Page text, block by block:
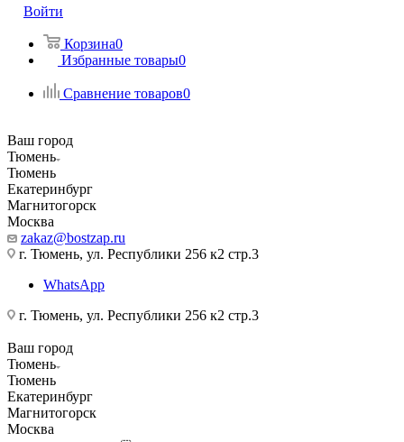
Войти
Корзина0
Избранные товары0
Сравнение товаров0
Ваш город
Тюмень
Тюмень
Екатеринбург
Магнитогорск
Москва
zakaz@bostzap.ru
г. Тюмень, ул. Республики 256 к2 стр.3
WhatsApp
г. Тюмень, ул. Республики 256 к2 стр.3
Ваш город
Тюмень
Тюмень
Екатеринбург
Магнитогорск
Москва